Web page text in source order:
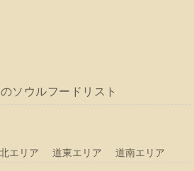
ソウルフードリスト
エリア 道東エリア 道南エリア